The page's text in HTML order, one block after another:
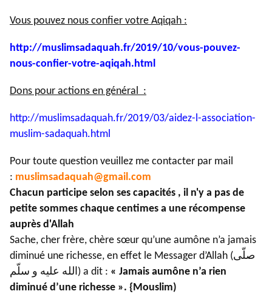
Vous pouvez nous confier votre Aqiqah :
http://muslimsadaquah.fr/2019/10/vous-pouvez-
nous-confier-votre-aqiqah.html
Dons pour actions en général :
http://muslimsadaquah.fr/2019/03/aidez-l-association-
muslim-sadaquah.html
Pour toute question veuillez me contacter par mail
: muslimsadaquah@gmail.com
Chacun participe selon ses capacités , il n'y a pas de
petite sommes chaque centimes a une récompense
auprès d'Allah
Sache, cher frère, chère sœur qu’une aumône n’a jamais
diminué une richesse, en effet le Messager d’Allah (صلّى
الله عليه و سلّم) a dit : « Jamais aumône n’a rien
diminué d’une richesse ». {Mouslim)